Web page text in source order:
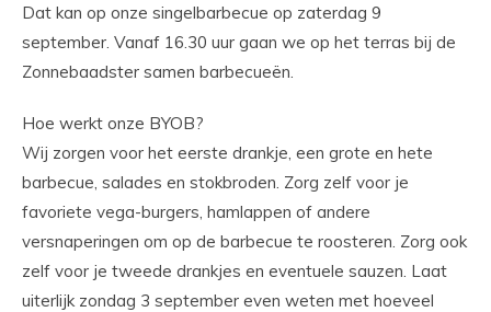
Dat kan op onze singelbarbecue op zaterdag 9
september. Vanaf 16.30 uur gaan we op het terras bij de
Zonnebaadster samen barbecueën.
Hoe werkt onze BYOB?
Wij zorgen voor het eerste drankje, een grote en hete
barbecue, salades en stokbroden. Zorg zelf voor je
favoriete vega-burgers, hamlappen of andere
versnaperingen om op de barbecue te roosteren. Zorg ook
zelf voor je tweede drankjes en eventuele sauzen. Laat
uiterlijk zondag 3 september even weten met hoeveel